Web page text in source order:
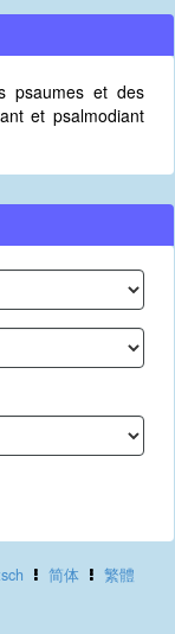
psaumes et des
et psalmodiant
简体 繁體